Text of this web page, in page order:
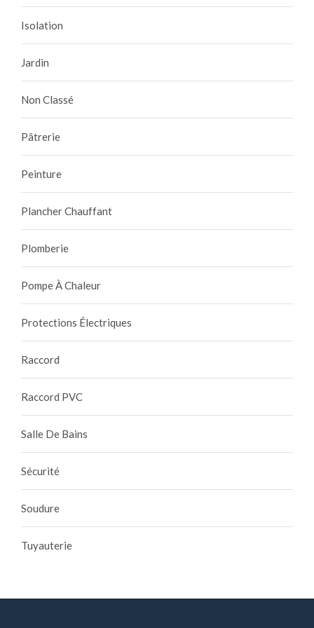
Isolation
Jardin
Non Classé
Pâtrerie
Peinture
Plancher Chauffant
Plomberie
Pompe À Chaleur
Protections Électriques
Raccord
Raccord PVC
Salle De Bains
Sécurité
Soudure
Tuyauterie